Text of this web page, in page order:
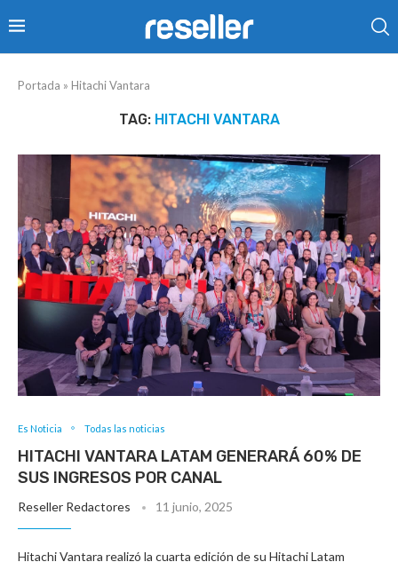
Portada » Hitachi Vantara
TAG: HITACHI VANTARA
Es Noticia Todas las noticias
HITACHI VANTARA LATAM GENERARÁ 60% DE
SUS INGRESOS POR CANAL
Reseller Redactores 11 junio, 2025
Hitachi Vantara realizó la cuarta edición de su Hitachi Latam